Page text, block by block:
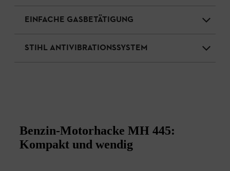
EINFACHE GASBETÄTIGUNG
STIHL ANTIVIBRATIONSSYSTEM
Benzin-Motorhacke MH 445:
Kompakt und wendig